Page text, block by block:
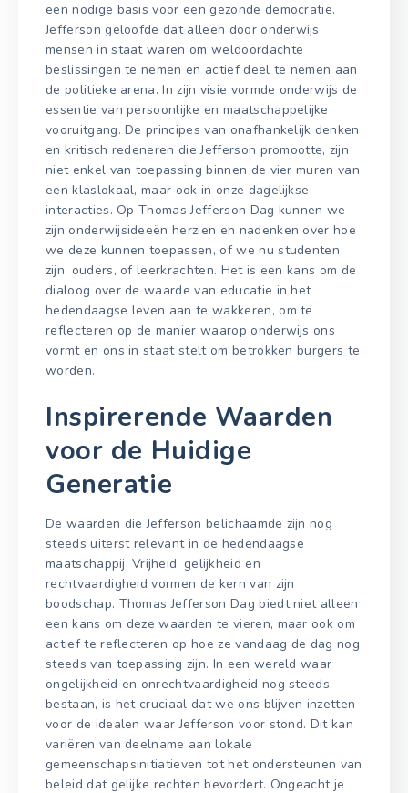
een nodige basis voor een gezonde democratie.
Jefferson geloofde dat alleen door onderwijs
mensen in staat waren om weldoordachte
beslissingen te nemen en actief deel te nemen aan
de politieke arena. In zijn visie vormde onderwijs de
essentie van persoonlijke en maatschappelijke
vooruitgang. De principes van onafhankelijk denken
en kritisch redeneren die Jefferson promootte, zijn
niet enkel van toepassing binnen de vier muren van
een klaslokaal, maar ook in onze dagelijkse
interacties. Op Thomas Jefferson Dag kunnen we
zijn onderwijsideeën herzien en nadenken over hoe
we deze kunnen toepassen, of we nu studenten
zijn, ouders, of leerkrachten. Het is een kans om de
dialoog over de waarde van educatie in het
hedendaagse leven aan te wakkeren, om te
reflecteren op de manier waarop onderwijs ons
vormt en ons in staat stelt om betrokken burgers te
worden.
Inspirerende Waarden
voor de Huidige
Generatie
De waarden die Jefferson belichaamde zijn nog
steeds uiterst relevant in de hedendaagse
maatschappij. Vrijheid, gelijkheid en
rechtvaardigheid vormen de kern van zijn
boodschap. Thomas Jefferson Dag biedt niet alleen
een kans om deze waarden te vieren, maar ook om
actief te reflecteren op hoe ze vandaag de dag nog
steeds van toepassing zijn. In een wereld waar
ongelijkheid en onrechtvaardigheid nog steeds
bestaan, is het cruciaal dat we ons blijven inzetten
voor de idealen waar Jefferson voor stond. Dit kan
variëren van deelname aan lokale
gemeenschapsinitiatieven tot het ondersteunen van
beleid dat gelijke rechten bevordert. Ongeacht je